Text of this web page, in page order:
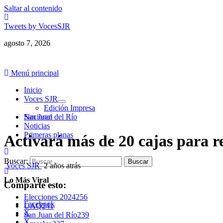
Saltar al contenido
Tweets by VocesSJR
agosto 7, 2026
Menú principal
Inicio
Voces SJR
Edición Impresa
Nacional
Noticias
Primeras planas
Buscar:
Lo Más Viral
Elecciones 2024256
UAQ241
San Juan del Río239
San Juan del Río
Activará más de 20 cajas para
Voces SJR2 años atrás
Comparte esto:
Facebook
X